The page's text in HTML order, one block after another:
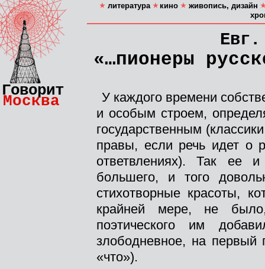
Говорит
Москва
литература кино
живопись, дизайн
Евг.
«…пионеры
У каждого времени
и особым строем,
государственным
правы, если речь идет о
ответвлениях). Так ее
большего, и того
стихотворные красоты,
крайней мере, не
поэтического им
злободневное, на первый
«что»).